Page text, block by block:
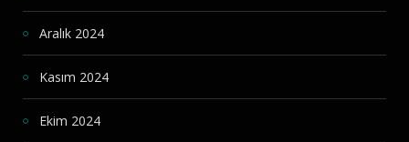
Aralık 2024
Kasım 2024
Ekim 2024